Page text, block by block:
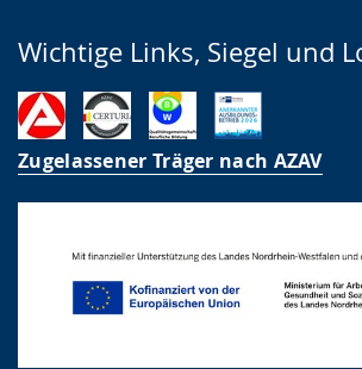
Wichtige Links, Siegel und
Zugelassener Träger nach AZAV